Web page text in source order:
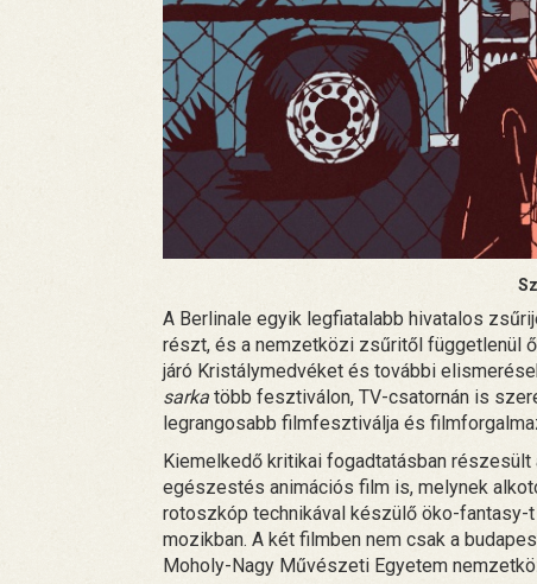
A Berlinale egyik legfiatalabb hivatalos
részt, és a nemzetközi zsűritől függetlenül
járó Kristálymedvéket és további
sarka több fesztiválon, TV-csatornán is
legrangosabb filmfesztiválja és
Kiemelkedő kritikai fogadtatásban
egészestés animációs film is, melynek
rotoszkóp technikával készülő öko-fantasy-
mozikban. A két filmben nem csak a
Moholy-Nagy Művészeti Egyetem